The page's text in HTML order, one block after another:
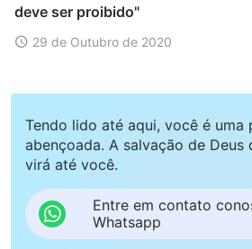
deve ser proibido"
29 de Outubro de 2020
Tendo lido até aqui, você é uma
abençoada. A salvação de Deus
virá até você.
Entre em contato
Whatsapp